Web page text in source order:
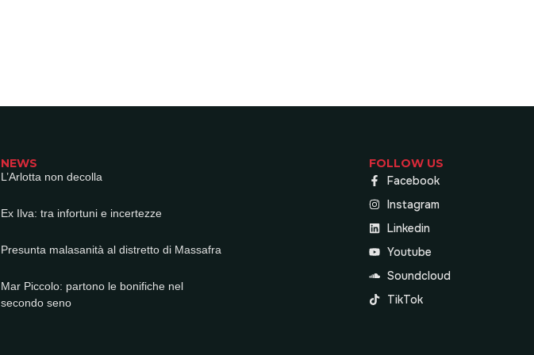
NEWS
L’Arlotta non decolla
Ex Ilva: tra infortuni e incertezze
Presunta malasanità al distretto di Massafra
Mar Piccolo: partono le bonifiche nel
secondo seno
FOLLOW US
Facebook
Instagram
Linkedin
Youtube
Soundcloud
TikTok